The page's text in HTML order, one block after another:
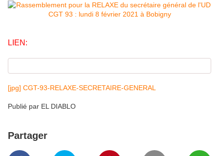
LIEN:
[jpg] CGT-93-RELAXE-SECRETAIRE-GENERAL
Publié par EL DIABLO
Partager